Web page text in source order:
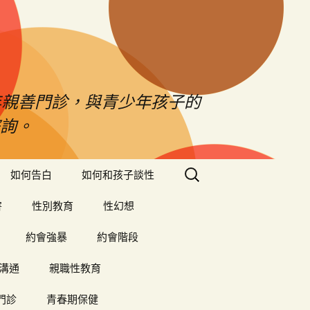
善門診，與青少年孩子的
。
如何告白 如何和孩子談性
性別教育 性幻想
約會強暴 約會階段
通 親職性教育
診 青春期保健
搜
尋